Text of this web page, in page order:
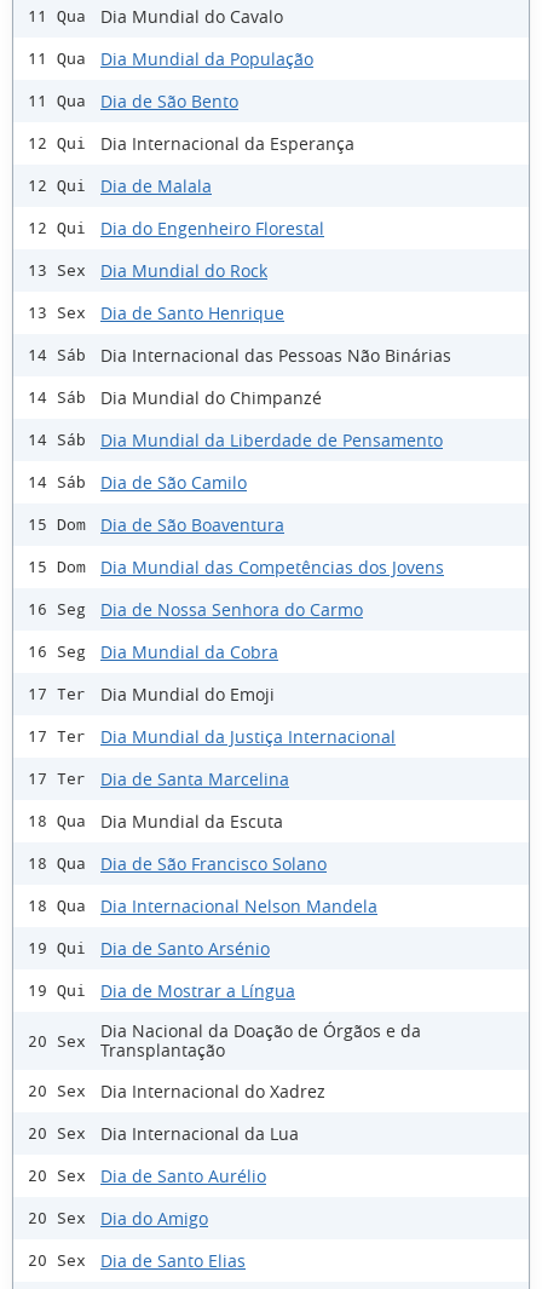
11 Qua Dia Mundial do Cavalo
11 Qua Dia Mundial da População
11 Qua Dia de São Bento
12 Qui Dia Internacional da Esperança
12 Qui Dia de Malala
12 Qui Dia do Engenheiro Florestal
13 Sex Dia Mundial do Rock
13 Sex Dia de Santo Henrique
14 Sáb Dia Internacional das Pessoas Não Binárias
14 Sáb Dia Mundial do Chimpanzé
14 Sáb Dia Mundial da Liberdade de Pensamento
14 Sáb Dia de São Camilo
15 Dom Dia de São Boaventura
15 Dom Dia Mundial das Competências dos Jovens
16 Seg Dia de Nossa Senhora do Carmo
16 Seg Dia Mundial da Cobra
17 Ter Dia Mundial do Emoji
17 Ter Dia Mundial da Justiça Internacional
17 Ter Dia de Santa Marcelina
18 Qua Dia Mundial da Escuta
18 Qua Dia de São Francisco Solano
18 Qua Dia Internacional Nelson Mandela
19 Qui Dia de Santo Arsénio
19 Qui Dia de Mostrar a Língua
20 Sex
Dia Nacional da Doação de Órgãos e da
Transplantação
20 Sex Dia Internacional do Xadrez
20 Sex Dia Internacional da Lua
20 Sex Dia de Santo Aurélio
20 Sex Dia do Amigo
20 Sex Dia de Santo Elias